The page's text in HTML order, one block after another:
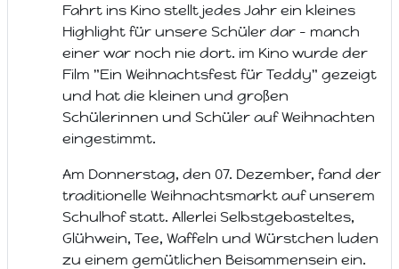
Fahrt ins Kino stellt jedes Jahr ein kleines
Highlight für unsere Schüler dar - manch
einer war noch nie dort. im Kino wurde der
Film "Ein Weihnachtsfest für Teddy" gezeigt
und hat die kleinen und großen
Schülerinnen und Schüler auf Weihnachten
eingestimmt.
Am Donnerstag, den 07. Dezember, fand der
traditionelle Weihnachtsmarkt auf unserem
Schulhof statt. Allerlei Selbstgebasteltes,
Glühwein, Tee, Waffeln und Würstchen luden
zu einem gemütlichen Beisammensein ein.